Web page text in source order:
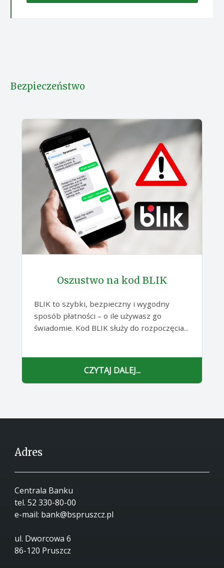
Bezpieczeństwo
Oszustwo na kod BLIK
BLIK to szybki, bezpieczny i wygodny
sposób płatności – o ile używasz go
świadomie. Kod BLIK służy do rozpoczęcia...
CZYTAJ DALEJ...
Adres
Centrala Banku
tel. 52 330-80-00
e-mail: bank@bspruszcz.pl
ul. Dworcowa 6
86-120 Pruszcz